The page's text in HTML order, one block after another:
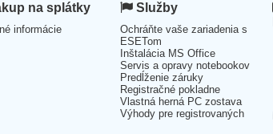
na splátky
informácie
Služby
Ochráňte vaše zariadenia s
ESETom
Inštalácia MS Office
Servis a opravy notebookov
Predĺženie záruky
Registračné pokladne
Vlastná herná PC zostava
Výhody pre registrovaných